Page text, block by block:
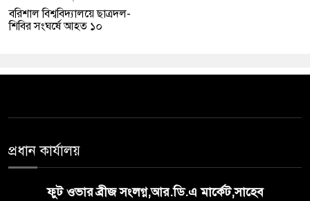
বরিশাল বিশ্ববিদ্যালয়ে ছাত্রদল-
শিবির সংঘর্ষে আহত ১০
প্রধান কার্যালয়
ফুট ওভার ব্রীজ সংলগ্ন,আর.ডি.এ মার্কেট,সাহেব